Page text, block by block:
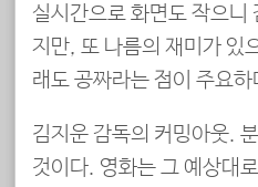
실시간으로 화면도 작으니
지만, 또 나름의 재미가 있
래도 공짜라는 점이 주요
김지운 감독의 커밍아웃.
것이다. 영화는 그 예상대